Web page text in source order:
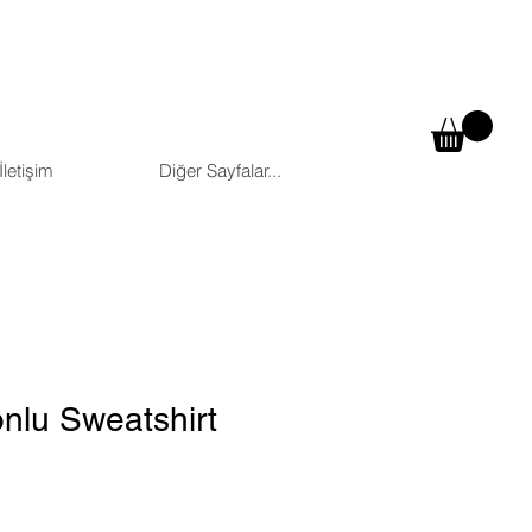
İletişim Diğer Sayfalar...
Sweatshirt